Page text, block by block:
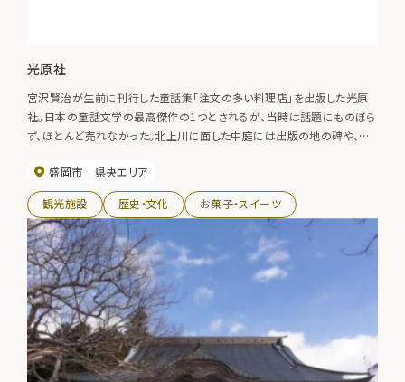
光原社
宮沢賢治が生前に刊行した童話集「注文の多い料理店」を出版した光原
社。日本の童話文学の最高傑作の1つとされるが、当時は話題にものぼら
ず、ほとんど売れなかった。北上川に面した中庭には出版の地の碑や、童
どを展示した資料館もある。また、ステンドグラスが装飾された心地よい雰
囲気の喫茶室「可否館」では、ハンドトリップで淹れたコーヒーと名物「くる
みクッキー」が味わえる。
盛岡市 県央エリア
観光施設 歴史・文化 お菓子・スイーツ